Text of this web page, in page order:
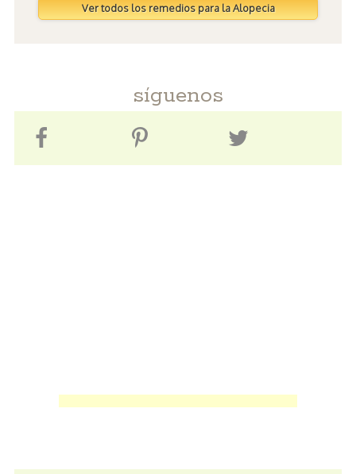
Ver todos los remedios para la Alopecia
síguenos